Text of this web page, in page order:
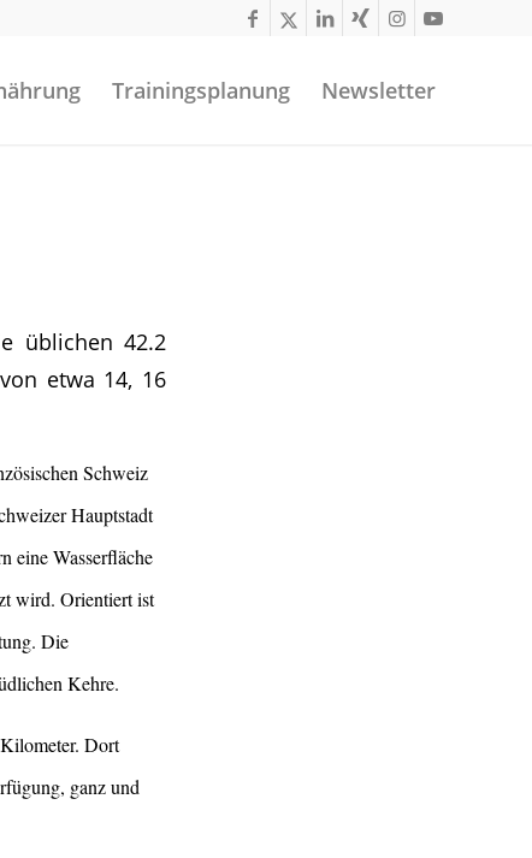
Trainingsplanung Newsletter
üblichen 42.2
etwa 14, 16
Schweiz
Hauptstadt
eine Wasserfläche
wird. Orientiert ist
Die
Kehre.
Dort
ganz und